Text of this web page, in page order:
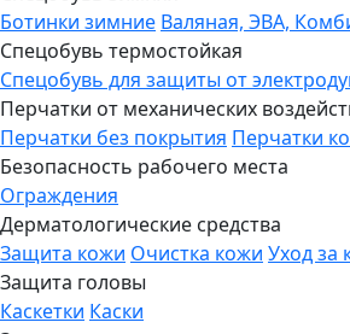
Ботинки зимние Валяная, ЭВА,
Спецобувь термостойкая
Спецобувь для защиты от
Перчатки от механических
Перчатки без покрытия Перчатки
Безопасность рабочего места
Ограждения
Дерматологические средства
Защита кожи Очистка кожи Уход за
Защита головы
Каскетки Каски